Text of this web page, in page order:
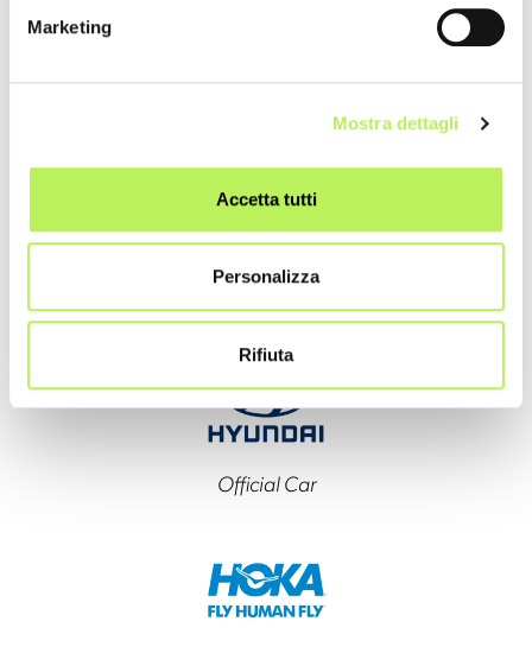
Marketing
Mostra dettagli
Accetta tutti
Personalizza
Rifiuta
Main Sponsor
Main Sponsor
Official Car